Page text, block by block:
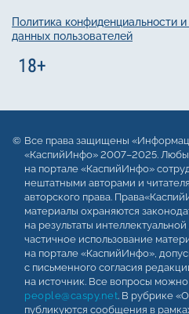
Политика конфиденциальности
данных пользователей
Все права защищены
«КаспийИнфо» 2007–2025.
на портале «КаспийИнфо»
нештатными авторами и
авторского права.
материалы охраняются
на результаты
частичное использование
на портале «КаспийИнфо»,
с письменного согласия
на источник. Все вопросы можно
people@caspy.net. В рубрике
публикуются сообщения в